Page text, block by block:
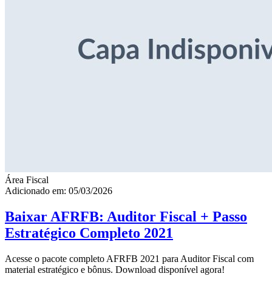
Área Fiscal
Adicionado em: 05/03/2026
Baixar AFRFB: Auditor Fiscal + Passo
Estratégico Completo 2021
Acesse o pacote completo AFRFB 2021 para Auditor Fiscal com
material estratégico e bônus. Download disponível agora!